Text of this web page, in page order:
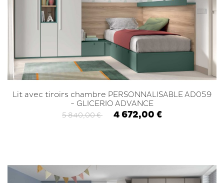
Lit avec tiroirs chambre PERSONNALISABLE AD059
- GLICERIO ADVANCE
5 840,00 € 4 672,00 €